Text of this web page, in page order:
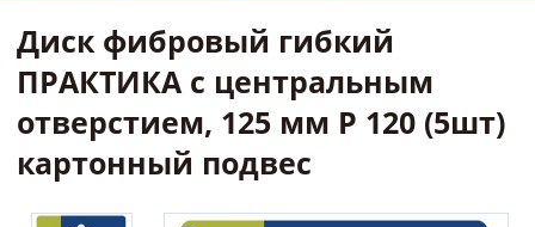
Диск фибровый гибкий
ПРАКТИКА с центральным
отверстием, 125 мм P 120 (5шт)
картонный подвес